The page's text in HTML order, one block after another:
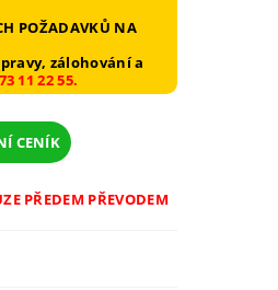
POŽADAVKŮ NA
zálohování a
11 22 55.
CENÍK
PŘEDEM PŘEVODEM